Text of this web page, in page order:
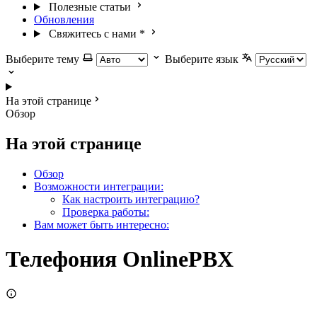
Полезные статьи
Обновления
Свяжитесь с нами *
Выберите тему Выберите язык
На этой странице
Обзор
На этой странице
Обзор
Возможности интеграции:
Как настроить интеграцию?
Проверка работы:
Вам может быть интересно:
Телефония OnlinePBX